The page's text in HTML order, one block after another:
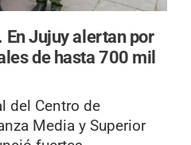
En Jujuy alertan por
de hasta 700 mil
del Centro de
Media y Superior